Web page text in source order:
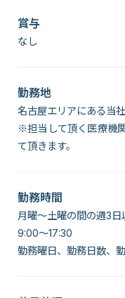
賞与
なし
勤務地
名古屋エリアにある当
※担当して頂く医療機
て頂きます。
勤務時間
月曜～土曜の間の週3日
9:00～17:30
勤務曜日、勤務日数、